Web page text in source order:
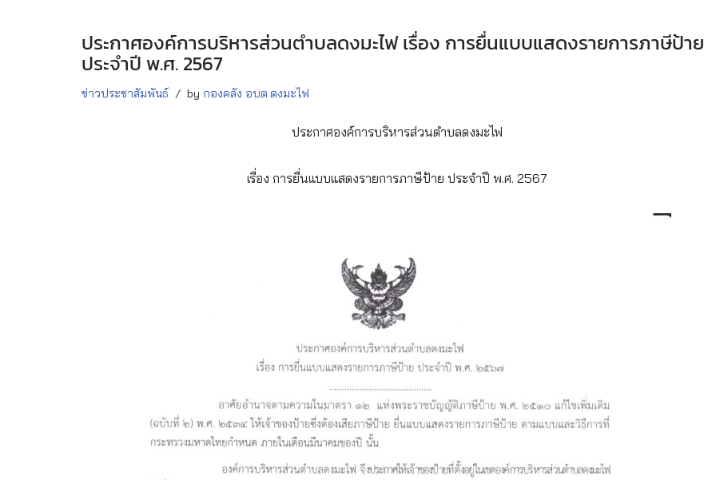
ประกาศองค์การบริหารส่วนตำบลดงมะไฟ เรื่อง การยื่นแบบแสดงรายการภาษีป้าย
ประจำปี พ.ศ. 2567
ข่าวประชาสัมพันธ์ by กองคลัง อบต.ดงมะไฟ
ประกาศองค์การบริหารส่วนตำบลดงมะไฟ
เรื่อง การยื่นแบบแสดงรายการภาษีป้าย ประจำปี พ.ศ. 2567